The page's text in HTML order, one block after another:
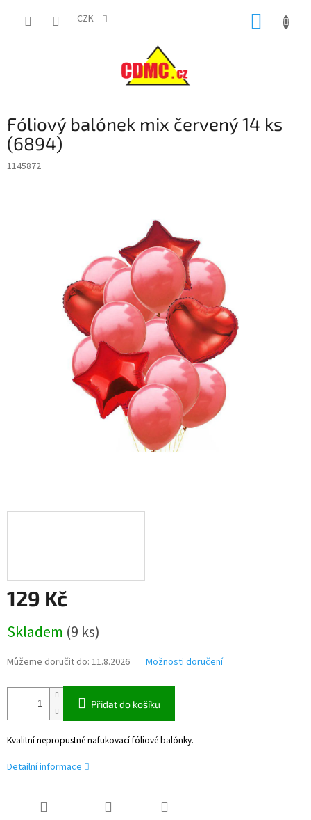
CZK
Fóliový balónek mix červený 14 ks
(6894)
1145872
129 Kč
cena:
Skladem (9 ks)
Můžeme doručit do: 11.8.2026 Možnosti doručení
Přidat do košíku
Kvalitní nepropustné nafukovací fóliové balónky.
Detailní informace